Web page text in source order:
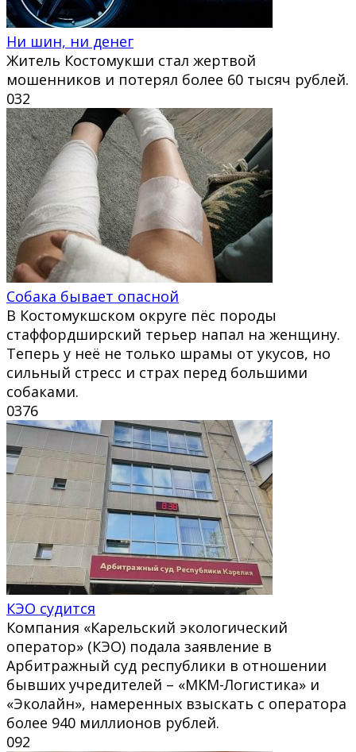
Ни шин, ни денег
Житель Костомукши стал жертвой
мошенников и потерял более 60 тысяч рублей.
032
Собака бывает опасной
В Костомукшском округе пёс породы
стаффордширский терьер напал на женщину.
Теперь у неё не только шрамы от укусов, но
сильный стресс и страх перед большими
собаками.
0376
КЭО судится
Компания «Карельский экологический
оператор» (КЭО) подала заявление в
Арбитражный суд республики в отношении
бывших учредителей – «МКМ-Логистика» и
«Эколайн», намеренных взыскать с оператора
более 940 миллионов рублей.
092